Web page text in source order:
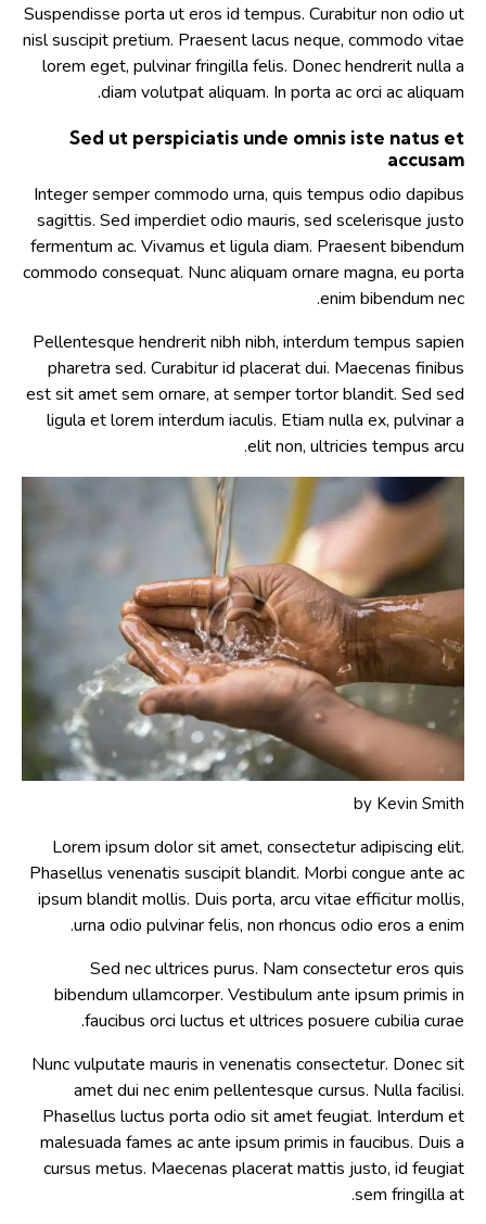
Suspendisse porta ut eros id tempus. Curabitur non odio ut
nisl suscipit pretium. Praesent lacus neque, commodo vitae
lorem eget, pulvinar fringilla felis. Donec hendrerit nulla a
diam volutpat aliquam. In porta ac orci ac aliquam.
Sed ut perspiciatis unde omnis iste natus et
accusam
Integer semper commodo urna, quis tempus odio dapibus
sagittis. Sed imperdiet odio mauris, sed scelerisque justo
fermentum ac. Vivamus et ligula diam. Praesent bibendum
commodo consequat. Nunc aliquam ornare magna, eu porta
enim bibendum nec.
Pellentesque hendrerit nibh nibh, interdum tempus sapien
pharetra sed. Curabitur id placerat dui. Maecenas finibus
est sit amet sem ornare, at semper tortor blandit. Sed sed
ligula et lorem interdum iaculis. Etiam nulla ex, pulvinar a
elit non, ultricies tempus arcu.
by Kevin Smith
Lorem ipsum dolor sit amet, consectetur adipiscing elit.
Phasellus venenatis suscipit blandit. Morbi congue ante ac
ipsum blandit mollis. Duis porta, arcu vitae efficitur mollis,
urna odio pulvinar felis, non rhoncus odio eros a enim.
Sed nec ultrices purus. Nam consectetur eros quis
bibendum ullamcorper. Vestibulum ante ipsum primis in
faucibus orci luctus et ultrices posuere cubilia curae.
Nunc vulputate mauris in venenatis consectetur. Donec sit
amet dui nec enim pellentesque cursus. Nulla facilisi.
Phasellus luctus porta odio sit amet feugiat. Interdum et
malesuada fames ac ante ipsum primis in faucibus. Duis a
cursus metus. Maecenas placerat mattis justo, id feugiat
sem fringilla at.